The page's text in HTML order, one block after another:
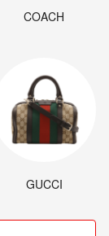
COACH
GUCCI